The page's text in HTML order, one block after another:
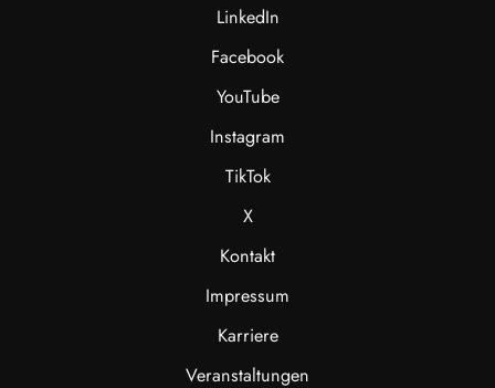
LinkedIn
Facebook
YouTube
Instagram
TikTok
X
Kontakt
Impressum
Karriere
Veranstaltungen